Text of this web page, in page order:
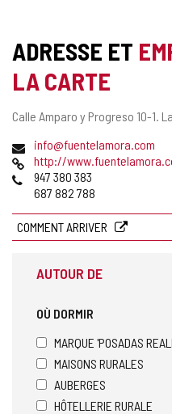
ADRESSE ET
LA CARTE
Adresse
Calle Amparo y Progreso 10-1.
Adresse
de
courrier
électronique
info@fuentelamora.com
Page
Web
http://
Téléphones
947 380 383
687 882 788
COMMENT ARRIVER
AUTOUR DE
OÙ DORMIR
MARQUE 'POSADAS
MAISONS RURALES
AUBERGES
HÔTELLERIE RURALE